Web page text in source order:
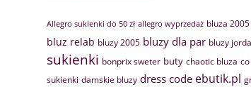
Allegro sukienki do 50 zł allegro wyprzedaż bluza 2005
bluz relab bluzy 2005 bluzy dla par bluzy
sukienki bonprix sweter buty chaotic bluza
sukienki damskie bluzy dress code ebutik.pl